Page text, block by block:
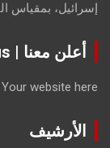
إسرائيل، بمقياس
أعلن معنا | Advertise with us
Your website here
الأرشيف